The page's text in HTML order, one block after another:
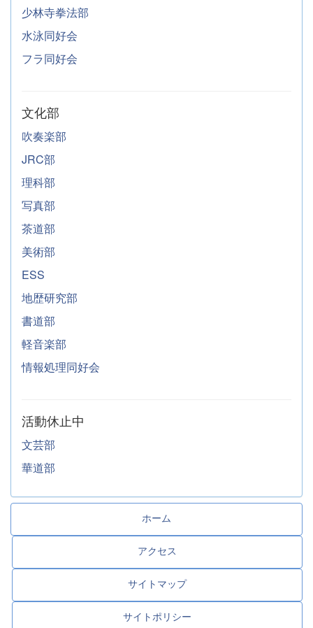
少林寺拳法部
水泳同好会
フラ同好会
文化部
吹奏楽部
JRC部
理科部
写真部
茶道部
美術部
ESS
地歴研究部
書道部
軽音楽部
情報処理同好会
活動休止中
文芸部
華道部
ホーム
アクセス
サイトマップ
サイトポリシー